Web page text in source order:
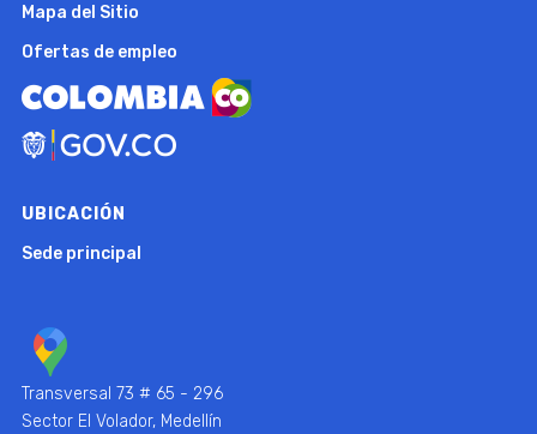
Mapa del Sitio
Ofertas de empleo
UBICACIÓN
Sede principal
Transversal 73 # 65 - 296
Sector El Volador, Medellín